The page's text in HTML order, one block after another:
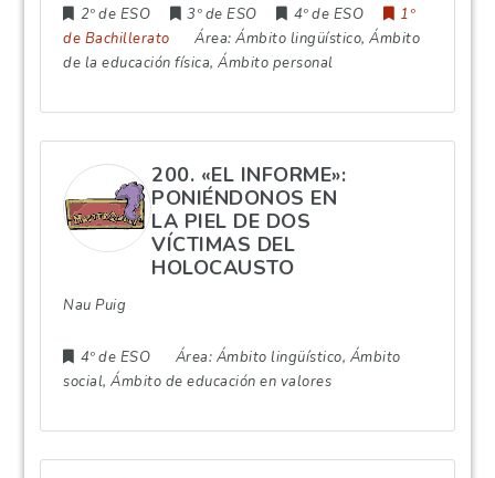
2º de ESO 3º de ESO 4º de ESO
1º
de Bachillerato
Área:Ámbito lingüístico, Ámbito
de la educación física, Ámbito personal
200. «EL INFORME»:
PONIÉNDONOS EN
LA PIEL DE DOS
VÍCTIMAS DEL
HOLOCAUSTO
Nau Puig
4º de ESO Área: Ámbito lingüístico, Ámbito
social, Ámbito de educación en valores